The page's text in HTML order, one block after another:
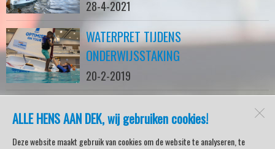
ALLE HENS AAN DEK, wij gebruiken cookies!
Deze website maakt gebruik van cookies om de website te analyseren, te
28-4-2021
WATERPRET TIJDENS
ONDERWIJSSTAKING
20-2-2019
watersport-tv
Lemmer